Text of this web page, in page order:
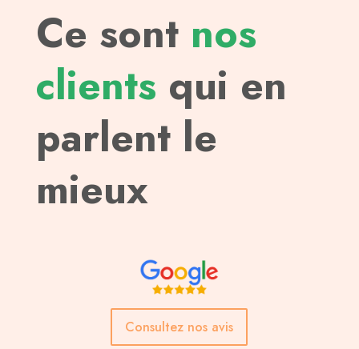
Ce sont nos
clients qui en
parlent le
mieux
Consultez nos avis